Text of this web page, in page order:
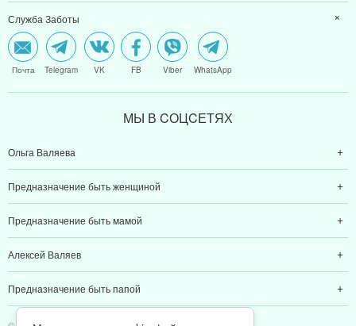
Служба Заботы
Почта Telegram VK FB Viber WhatsApp
МЫ В CОЦCЕТЯХ
Ольга Валяева
Предназначение быть женщиной
Предназначение быть мамой
Алексей Валяев
Предназначение быть папой